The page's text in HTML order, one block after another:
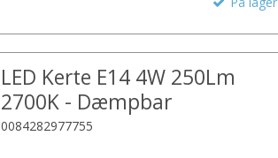
LED Kerte E14 4W 250Lm
2700K - Dæmpbar
0084282977755